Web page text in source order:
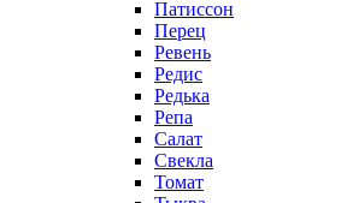
Патиссон
Перец
Ревень
Редис
Редька
Репа
Салат
Свекла
Томат